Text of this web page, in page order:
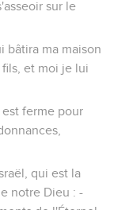
sur le
bâtira ma maison
et moi je lui
ferme pour
qui est la
notre Dieu : -